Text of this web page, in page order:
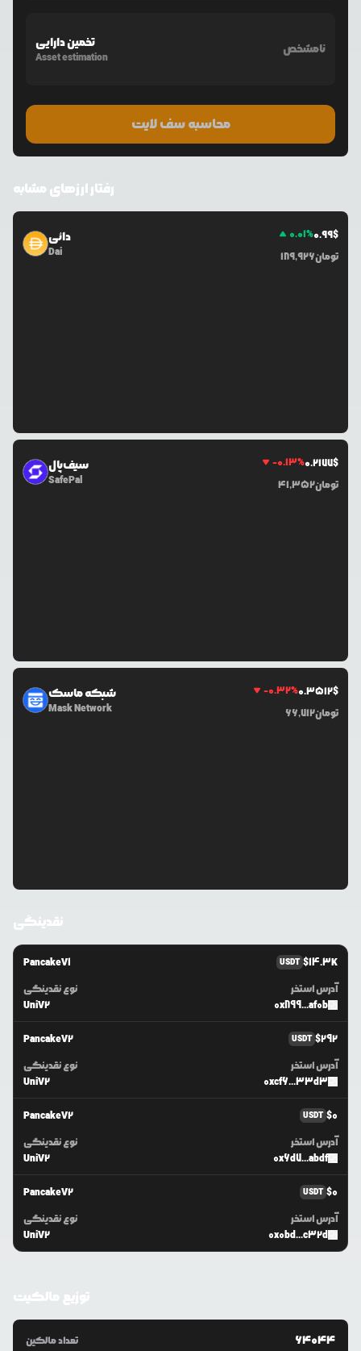
تخمین دارایی
Asset estimation
نامشخص
محاسبه سف لایت
رفتار ارزهای مشابه
دائی
Dai
0.01%0.99$
189,926تومان
سیف‌پال
SafePal
-0.13%0.2177$
41,352تومان
شبکه ماسک
Mask Network
-0.32%0.3512$
66,712تومان
نقدینگی
PancakeV1 USDT $14.3K
نوع نقدینگی
UniV2
آدرس استخر
0x899...af0b
PancakeV2 USDT $292
نوع نقدینگی
UniV2
آدرس استخر
0xcf6...33d3
PancakeV2 USDT $0
نوع نقدینگی
UniV2
آدرس استخر
0x6d7...abdf
PancakeV2 USDT $0
نوع نقدینگی
UniV2
آدرس استخر
0x0bd...c32d
تعداد مالکین 64044